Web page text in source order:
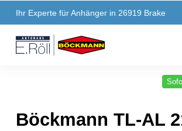
Ihr Experte für Anhänger in 26919 Brake
Böckmann TL-AL